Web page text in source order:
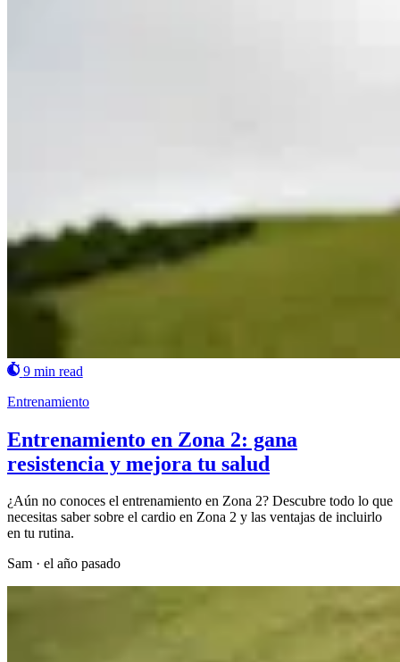
9 min read
Entrenamiento
Entrenamiento en Zona 2: gana
resistencia y mejora tu salud
¿Aún no conoces el entrenamiento en Zona 2? Descubre todo lo que
necesitas saber sobre el cardio en Zona 2 y las ventajas de incluirlo
en tu rutina.
Sam · el año pasado